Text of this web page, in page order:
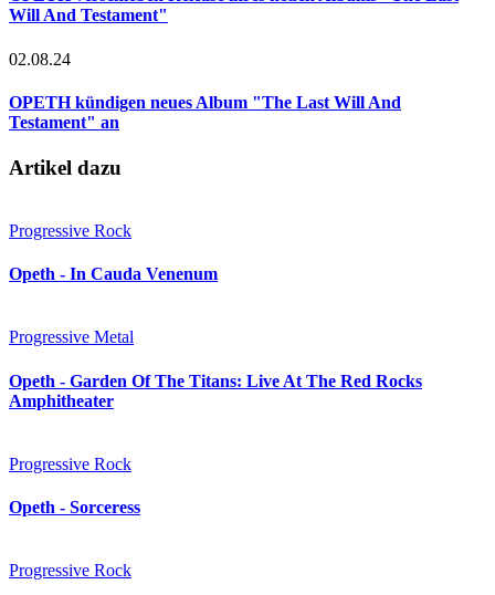
Will And Testament"
02.08.24
OPETH kündigen neues Album "The Last Will And
Testament" an
Artikel dazu
Progressive Rock
Opeth - In Cauda Venenum
Progressive Metal
Opeth - Garden Of The Titans: Live At The Red Rocks
Amphitheater
Progressive Rock
Opeth - Sorceress
Progressive Rock